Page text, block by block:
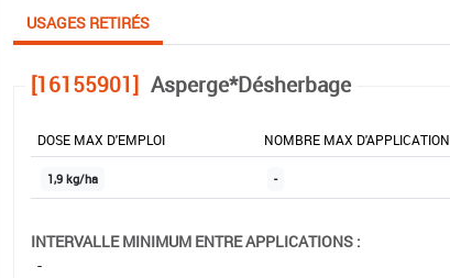
USAGES RETIRÉS
[16155901] Asperge*Désherbage
DOSE MAX D'EMPLOI NOMBRE MAX D'APPLICATION
1,9 kg/ha -
INTERVALLE MINIMUM ENTRE APPLICATIONS :
-